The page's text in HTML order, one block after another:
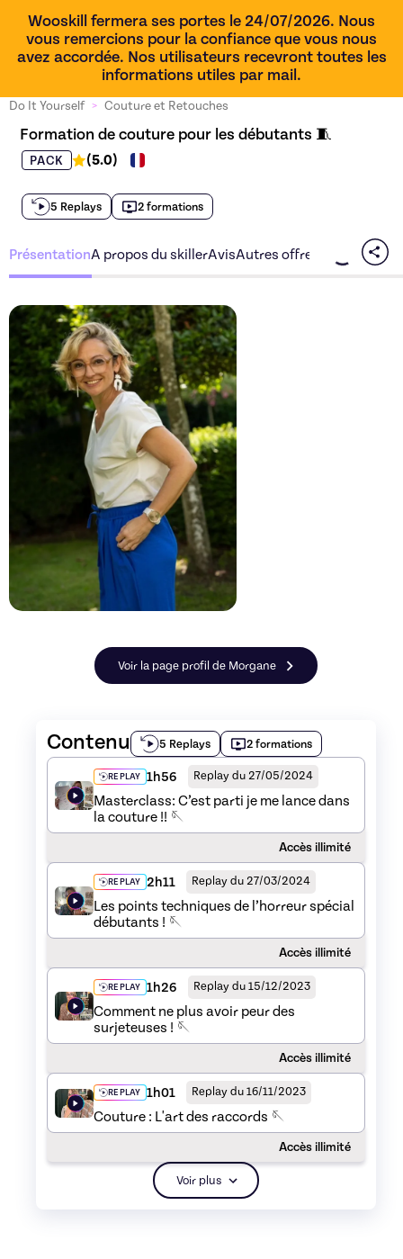
Wooskill fermera ses portes le 24/07/2026. Nous
vous remercions pour la confiance que vous nous
avez accordée. Nos utilisateurs recevront toutes les
informations utiles par mail.
Do It Yourself > Couture et Retouches
Formation de couture pour les débutants 🧵
PACK (5.0)
5 Replays 2 formations
PrésentationA propos du skillerAvisAutres offres du skiller
Voir la page profil de Morgane
Contenu 5 Replays 2 formations
REPLAY 1h56 Replay du 27/05/2024
Masterclass: C’est parti je me lance dans
la couture !! 🪡
Accès illimité
REPLAY 2h11 Replay du 27/03/2024
Les points techniques de l’horreur spécial
débutants ! 🪡
Accès illimité
REPLAY 1h26 Replay du 15/12/2023
Comment ne plus avoir peur des
surjeteuses ! 🪡
Accès illimité
REPLAY 1h01 Replay du 16/11/2023
Couture : L'art des raccords 🪡
Accès illimité
Voir plus